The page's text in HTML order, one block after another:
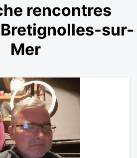
rencontres
sur-
Mer